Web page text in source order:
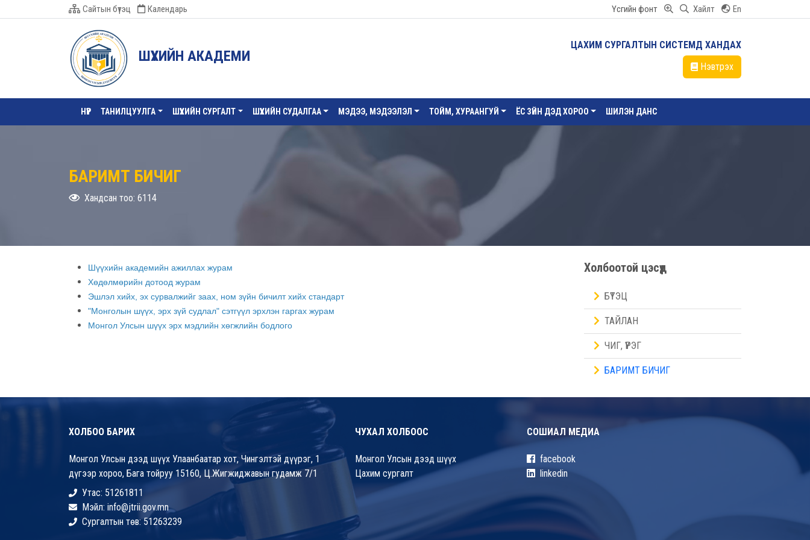
Сайтын бүтэц Календарь Үсгийн фонт Хайлт En
ШҮҮХИЙН АКАДЕМИ
ЦАХИМ СУРГАЛТЫН СИСТЕМД ХАНДАХ
Нэвтрэх
НҮҮР ТАНИЛЦУУЛГА ШҮҮХИЙН СУРГАЛТ ШҮҮХИЙН СУДАЛГАА МЭДЭЭ, МЭДЭЭЛЭЛ ТОЙМ, ХУРААНГУЙ ЁС ЗҮЙН ДЭД ХОРОО ШИЛЭН ДАНС
БАРИМТ БИЧИГ
Хандсан тоо: 6114
Шүүхийн академийн ажиллах журам
Хөдөлмөрийн дотоод журам
Эшлэл хийх, эх сурвалжийг заах, ном зүйн бичилт хийх стандарт
"Монголын шүүх, эрх зүй судлал" сэтгүүл эрхлэн гаргах журам
Монгол Улсын шүүх эрх мэдлийн хөгжлийн бодлого
Холбоотой цэсүүд
БҮТЭЦ
ТАЙЛАН
ЧИГ, ҮҮРЭГ
БАРИМТ БИЧИГ
ХОЛБОО БАРИХ
Монгол Улсын дээд шүүх Улаанбаатар хот, Чингэлтэй дүүрэг, 1
дүгээр хороо, Бага тойруу 15160, Ц.Жигжиджавын гудамж 7/1
Утас: 51261811
Мэйл: info@jtrii.gov.mn
Сургалтын төв: 51263239
ЧУХАЛ ХОЛБООС
Монгол Улсын дээд шүүх
Цахим сургалт
СОШИАЛ МЕДИА
facebook
linkedin